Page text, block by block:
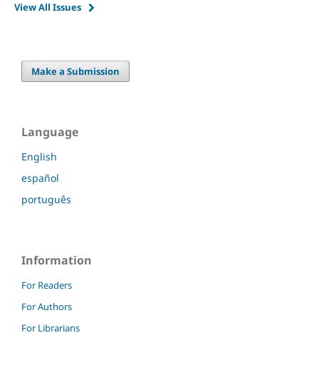
View All Issues
Make a Submission
Language
English
español
português
Information
For Readers
For Authors
For Librarians